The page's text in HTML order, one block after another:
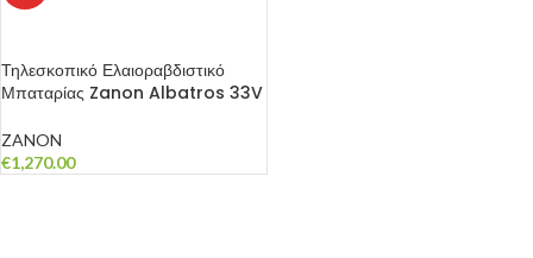
Τηλεσκοπικό Ελαιοραβδιστικό
Μπαταρίας Zanon Albatros 33V
ZANON
€1,270.00